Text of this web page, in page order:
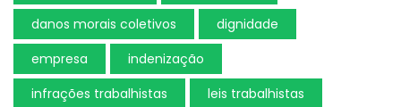
danos morais coletivos
dignidade
empresa
indenização
infrações trabalhistas
leis trabalhistas